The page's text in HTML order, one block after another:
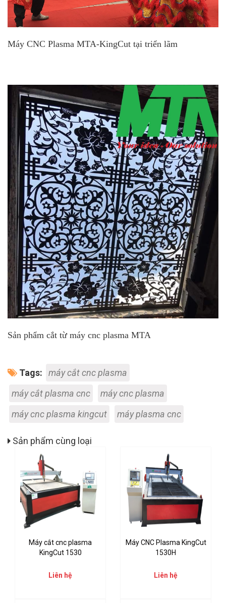
Máy CNC Plasma MTA-KingCut tại triển lãm
Sản phẩm cắt từ máy cnc plasma MTA
Tags:
máy cắt cnc plasma
máy cắt plasma cnc
máy cnc plasma
máy cnc plasma kingcut
máy plasma cnc
Sản phẩm cùng loại
Máy cắt cnc plasma
KingCut 1530
Liên hệ
Máy CNC Plasma KingCut
1530H
Liên hệ